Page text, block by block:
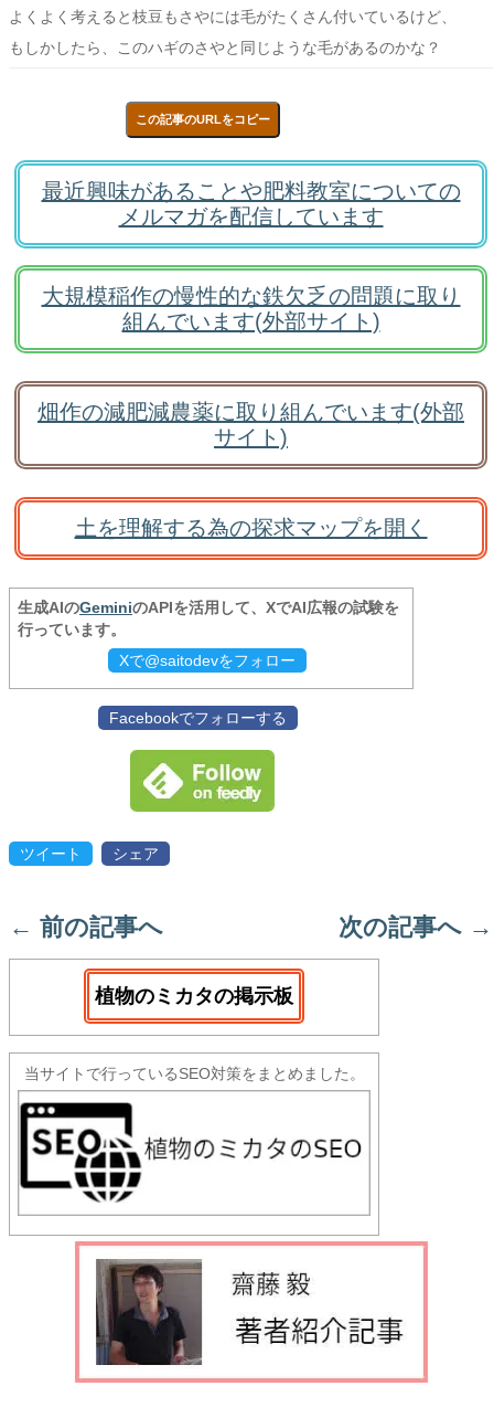
よくよく考えると枝豆もさやには毛がたくさん付いているけど、
もしかしたら、このハギのさやと同じような毛があるのかな？
この記事のURLをコピー
最近興味があることや肥料教室についての
メルマガを配信しています
大規模稲作の慢性的な鉄欠乏の問題に取り
組んでいます(外部サイト)
畑作の減肥減農薬に取り組んでいます(外部
サイト)
土を理解する為の探求マップを開く
生成AIのGeminiのAPIを活用して、XでAI広報の試験を
行っています。
Xで@saitodevをフォロー
Facebookでフォローする
ツイート シェア
← 前の記事へ 次の記事へ →
植物のミカタの掲示板
当サイトで行っているSEO対策をまとめました。